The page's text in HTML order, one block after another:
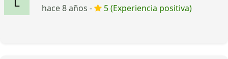
hace 8 años -
5 (Experiencia positiva)